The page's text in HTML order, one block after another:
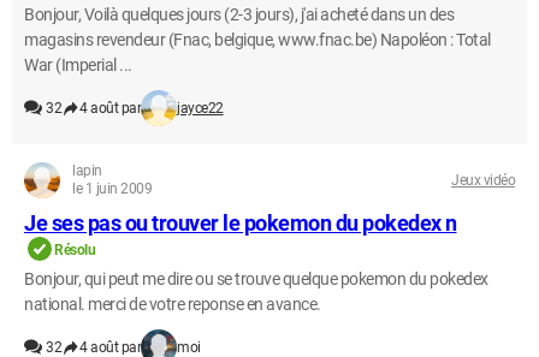
Bonjour, Voilà quelques jours (2-3 jours), j'ai acheté dans un des
magasins revendeur (Fnac, belgique, www.fnac.be) Napoléon : Total
War (Imperial ...
32 4 août par jayce22
lapin
le 1 juin 2009
Jeux vidéo
Je ses pas ou trouver le pokemon du pokedex n
Résolu
Bonjour, qui peut me dire ou se trouve quelque pokemon du pokedex
national. merci de votre reponse en avance.
32 4 août par moi